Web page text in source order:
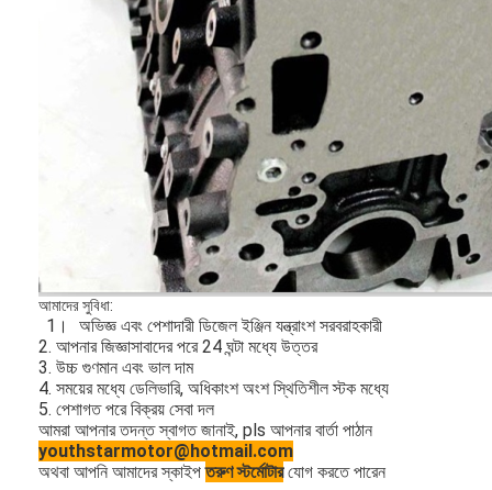
আমাদের সুবিধা:
1।
অভিজ্ঞ এবং পেশাদারী ডিজেল ইঞ্জিন যন্ত্রাংশ সরবরাহকারী
2. আপনার জিজ্ঞাসাবাদের পরে 24 ঘন্টা মধ্যে উত্তর
3. উচ্চ গুণমান এবং ভাল দাম
4. সময়ের মধ্যে ডেলিভারি, অধিকাংশ অংশ স্থিতিশীল স্টক মধ্যে
5. পেশাগত পরে বিক্রয় সেবা দল
আমরা আপনার তদন্ত স্বাগত জানাই, pls আপনার বার্তা পাঠান
youthstarmotor@hotmail.com
অথবা আপনি আমাদের স্কাইপতরুণ স্টর্মোটারযোগ করতে পারেন